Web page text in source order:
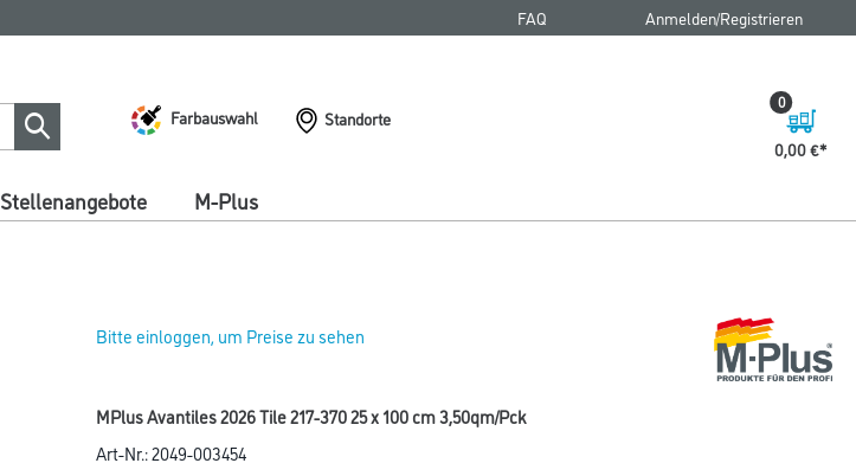
FAQ Anmelden/Registrieren
Farbauswahl
Standorte
0,00 €
0
Stellenangebote M-Plus
Bitte einloggen, um Preise zu sehen
MPlus Avantiles 2026 Tile 217-370 25 x 100 cm 3,50qm/Pck
Art-Nr.:2049-003454